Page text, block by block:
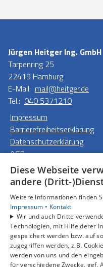
Jürgen Heitger Ing. GmbH
Tarpenring 25
22419 Hamburg
E-Mail: mail@heitger.de
Tel.: 040 5371210
Impressum
Barrierefreiheitserklärung
Datenschutzerklärung
AGB
Unsere Bereiche
Privatkunden
Gewerbekunden
Karriere
Unternehmen
Kontakt
Diese Webseite
andere (Dritt-
Weitere Informationen finden
Impressum • Kontakt
Wir und auch Dritte
Technologien, mit Hilfe derer
gespeichert werden bzw. auf
zugegriffen werden, z.B.
werden von uns und den
für verschiedene Zwecke, ggf.